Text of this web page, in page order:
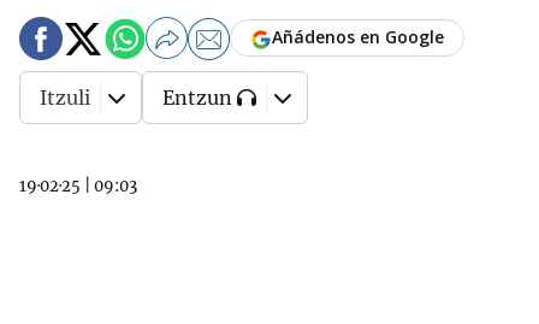
19·02·25 09:03
Añádenos en Google
Itzuli Entzun